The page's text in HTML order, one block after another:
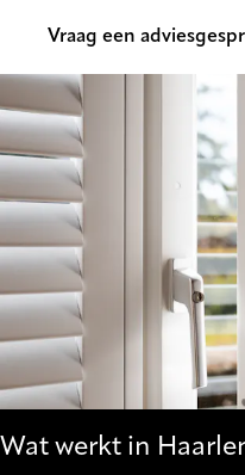
Vraag een
Wat werkt in